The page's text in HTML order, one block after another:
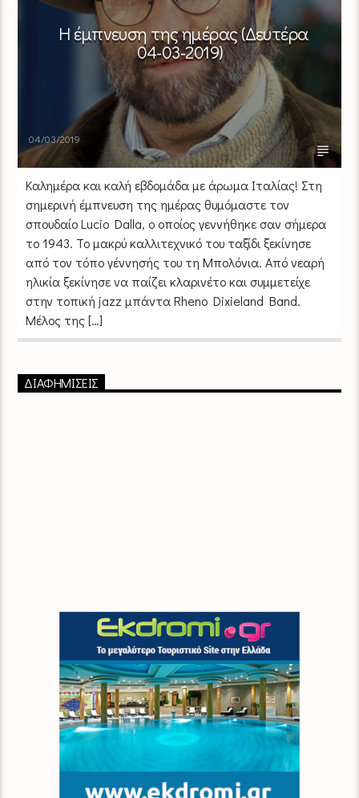
Η έμπνευση της ημέρας (Δευτέρα
04-03-2019)
04/03/2019
Καλημέρα και καλή εβδομάδα με άρωμα Ιταλίας! Στη
σημερινή έμπνευση της ημέρας θυμόμαστε τον
σπουδαίο Lucio Dalla, ο οποίος γεννήθηκε σαν σήμερα
το 1943. Το μακρύ καλλιτεχνικό του ταξίδι ξεκίνησε
από τον τόπο γέννησής του τη Μπολόνια. Από νεαρή
ηλικία ξεκίνησε να παίζει κλαρινέτο και συμμετείχε
στην τοπική jazz μπάντα Rheno Dixieland Band.
Μέλος της […]
ΔΙΑΦΗΜΙΣΕΙΣ